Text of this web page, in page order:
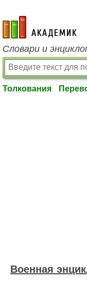
academic.ru
Словари и
Толкования
Военная